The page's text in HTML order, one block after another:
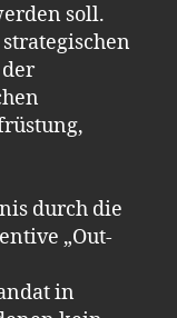
soll.
durch die
„Out-
in